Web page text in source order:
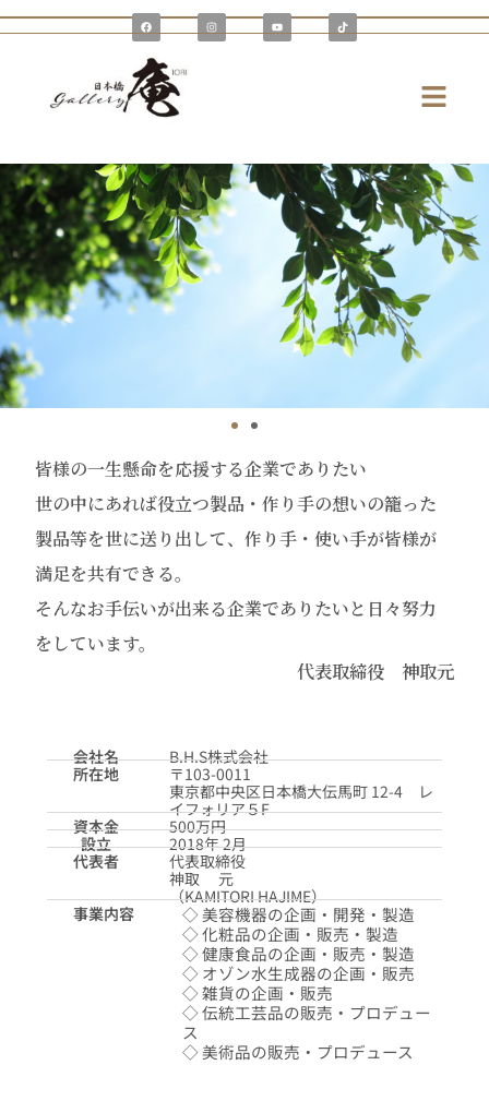
内
容
プ
F
a
c
b
o
o
k
I
n
s
Y
o
u
T
i
k
メ
ニ
ー
皆様の一生懸命を応援する企業でありたい
世の中にあれば役立つ製品・作り手の想いの籠った
製品等を世に送り出して、作り手・使い手が皆様が
満足を共有できる。
そんなお手伝いが出来る企業でありたいと日々努力
をしています。
代表取締役 神取元
会社名
B.H.S株式会社
所在地
〒103-0011
東京都中央区日本橋大伝馬町 12-4 レ
イフォリア５F
資本金
500万円
設立
2018年 2月
代表者
代表取締役
神取 元
（KAMITORI HAJIME）
事業内容
◇ 美容機器の企画・開発・製造
◇ 化粧品の企画・販売・製造
◇ 健康食品の企画・販売・製造
◇ オゾン水生成器の企画・販売
◇ 雑貨の企画・販売
◇ 伝統工芸品の販売・プロデュー
ス
◇ 美術品の販売・プロデュース